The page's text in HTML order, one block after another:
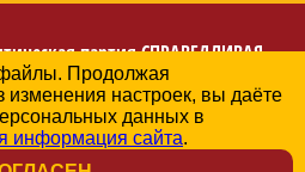
партияСПРАВЕДЛИВАЯ
РОССИЯ
партии в Чувашской Республике
2026
персональных данных
Продолжая
изменения настроек, вы даёте
данных в
информация сайта.